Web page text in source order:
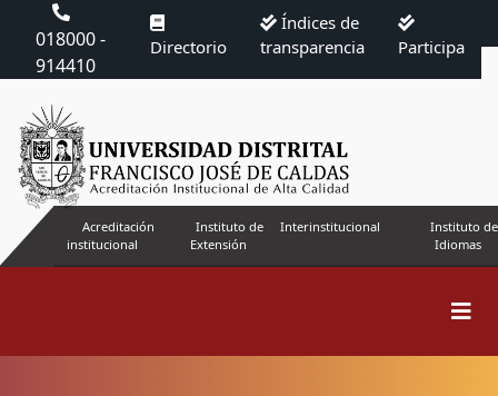
018000 -
914410
Directorio
Índices de
transparencia
Participa
Acreditación
institucional
Instituto de
Extensión
Interinstitucional
Instituto de
Idiomas